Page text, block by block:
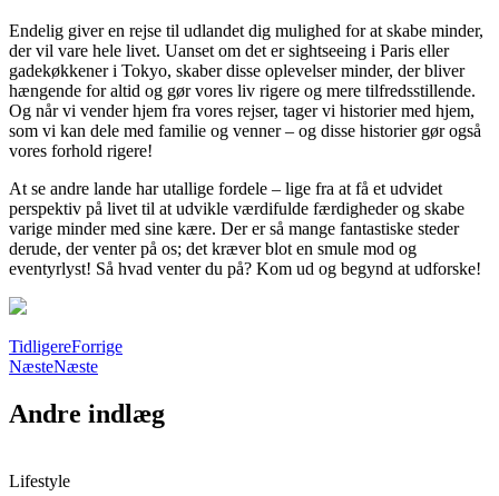
Endelig giver en rejse til udlandet dig mulighed for at skabe minder,
der vil vare hele livet. Uanset om det er sightseeing i Paris eller
gadekøkkener i Tokyo, skaber disse oplevelser minder, der bliver
hængende for altid og gør vores liv rigere og mere tilfredsstillende.
Og når vi vender hjem fra vores rejser, tager vi historier med hjem,
som vi kan dele med familie og venner – og disse historier gør også
vores forhold rigere!
At se andre lande har utallige fordele – lige fra at få et udvidet
perspektiv på livet til at udvikle værdifulde færdigheder og skabe
varige minder med sine kære. Der er så mange fantastiske steder
derude, der venter på os; det kræver blot en smule mod og
eventyrlyst! Så hvad venter du på? Kom ud og begynd at udforske!
TidligereForrige
NæsteNæste
Andre indlæg
Lifestyle